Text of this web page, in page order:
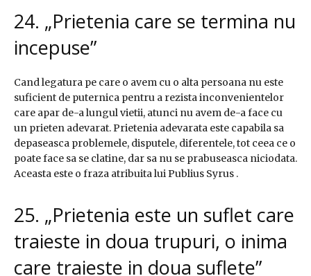
24. „Prietenia care se termina nu
incepuse”
Cand legatura pe care o avem cu o alta persoana nu este
suficient de puternica pentru a rezista inconvenientelor
care apar de-a lungul vietii, atunci nu avem de-a face cu
un prieten adevarat. Prietenia adevarata este capabila sa
depaseasca problemele, disputele, diferentele, tot ceea ce o
poate face sa se clatine, dar sa nu se prabuseasca niciodata.
Aceasta este o fraza atribuita lui Publius Syrus .
25. „Prietenia este un suflet care
traieste in doua trupuri, o inima
care traieste in doua suflete”